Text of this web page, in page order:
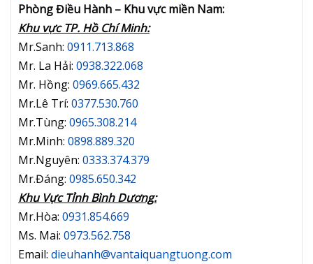
Phòng Điều Hành – Khu vực miền Nam:
Khu vực TP. Hồ Chí Minh:
Mr.Sanh: 0911.713.868
Mr. La Hải: 0938.322.068
Mr. Hồng: 0969.665.432
Mr.Lê Trí: 0377.530.760
Mr.Tùng: 0965.308.214
Mr.Minh: 0898.889.320
Mr.Nguyên: 0333.374.379
Mr.Đáng: 0985.650.342
Khu Vực Tỉnh Bình Dương:
Mr.Hòa: 0931.854.669
Ms. Mai: 0973.562.758
Email: dieuhanh@vantaiquangtuong.com